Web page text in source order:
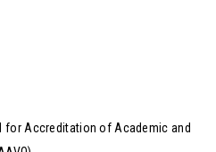
for Accreditation of Academic and